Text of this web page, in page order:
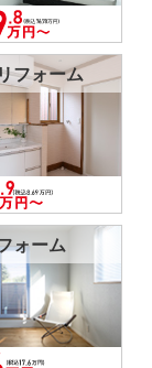
フォーム
ォーム